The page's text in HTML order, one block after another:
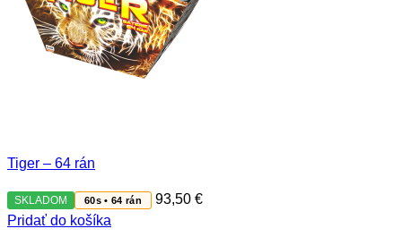
Tiger – 64 rán
SKLADOM 60s • 64 rán 93,50 €
Pridať do košíka